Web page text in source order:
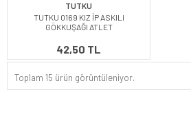
TUTKU
TUTKU 0169 KIZ İP ASKILI
GÖKKUŞAĞI ATLET
42,50 TL
Toplam 15 ürün görüntüleniyor.